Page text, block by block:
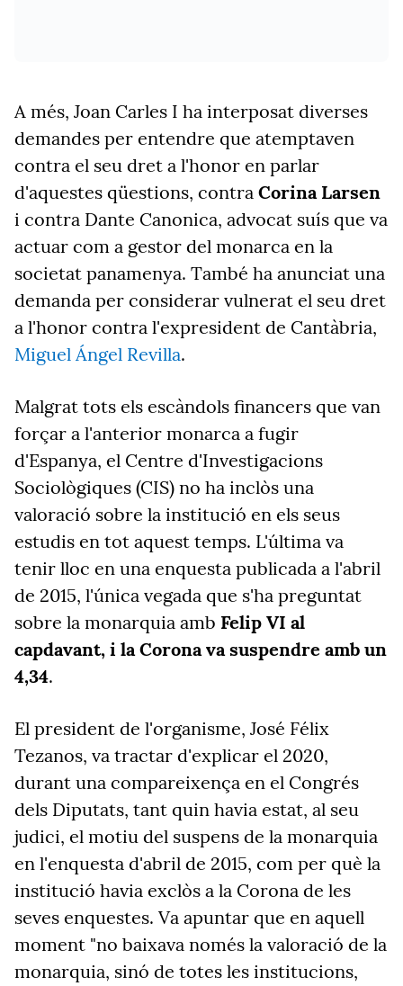
A més, Joan Carles I ha interposat diverses
demandes per entendre que atemptaven
contra el seu dret a l'honor en parlar
d'aquestes qüestions, contra Corina Larsen
i contra Dante Canonica, advocat suís que va
actuar com a gestor del monarca en la
societat panamenya. També ha anunciat una
demanda per considerar vulnerat el seu dret
a l'honor contra l'expresident de Cantàbria,
Miguel Ángel Revilla.
Malgrat tots els escàndols financers que van
forçar a l'anterior monarca a fugir
d'Espanya, el Centre d'Investigacions
Sociològiques (CIS) no ha inclòs una
valoració sobre la institució en els seus
estudis en tot aquest temps. L'última va
tenir lloc en una enquesta publicada a l'abril
de 2015, l'única vegada que s'ha preguntat
sobre la monarquia amb Felip VI al
capdavant, i la Corona va suspendre amb un
4,34.
El president de l'organisme, José Félix
Tezanos, va tractar d'explicar el 2020,
durant una compareixença en el Congrés
dels Diputats, tant quin havia estat, al seu
judici, el motiu del suspens de la monarquia
en l'enquesta d'abril de 2015, com per què la
institució havia exclòs a la Corona de les
seves enquestes. Va apuntar que en aquell
moment "no baixava només la valoració de la
monarquia, sinó de totes les institucions,